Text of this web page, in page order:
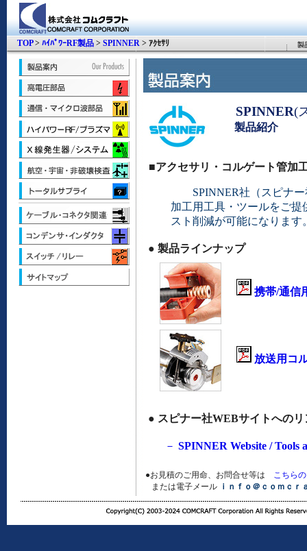
TOP> ﾊｲﾊﾟﾜｰRF製品 > SPINNER > ｱｸｾｻﾘ
SPINNER(
製品紹介
■アクセサリ・コルゲート管加
SPINNER社（スピナー
加工用工具・ツールをご
スト削減が可能になります
● 製品ラインナップ
携帯/通信
放送用コ
● スピナー社WEBサイトへのリ
－ SPINNER Website / Tools
●お見積のご用命、お問合せ等は こちら
または電子メール ｉｎｆｏ＠ｃｏｍｃｒ